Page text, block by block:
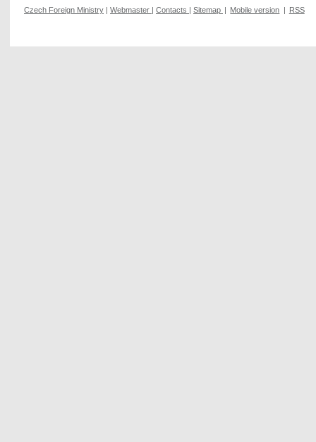
Czech Foreign Ministry | Webmaster | Contacts | Sitemap | Mobile version | RSS